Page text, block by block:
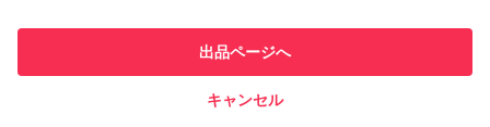
での取引実績があります
出品ページへ
キャンセル